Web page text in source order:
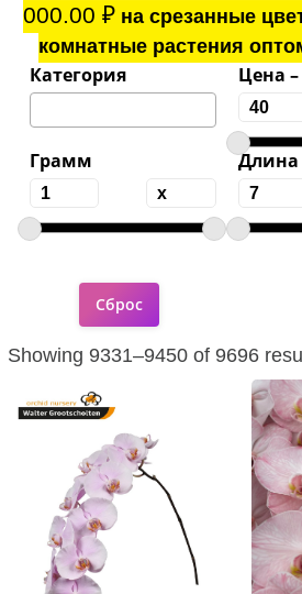
000.00₽ на срезанные
комнатные растения
Категория Цена –
Грамм Длина
Showing 9331–9450 of 9696